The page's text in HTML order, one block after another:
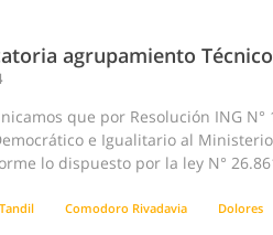
agrupamiento
que por Resolución ING
e Igualitario al
lo dispuesto por la ley N°
Comodoro Rivadavia Dolores